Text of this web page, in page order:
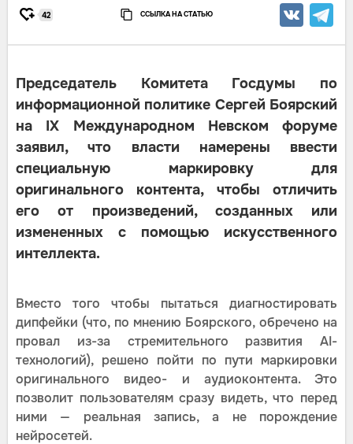
42 ССЫЛКА НА СТАТЬЮ
Председатель Комитета Госдумы по
информационной политике Сергей Боярский
на IX Международном Невском форуме
заявил, что власти намерены ввести
специальную маркировку для
оригинального контента, чтобы отличить
его от произведений, созданных или
измененных с помощью искусственного
интеллекта.
Вместо того чтобы пытаться диагностировать
дипфейки (что, по мнению Боярского, обречено на
провал из-за стремительного развития AI-
технологий), решено пойти по пути маркировки
оригинального видео- и аудиоконтента. Это
позволит пользователям сразу видеть, что перед
ними — реальная запись, а не порождение
нейросетей.